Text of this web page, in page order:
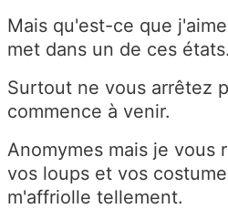
Mais qu'est-ce que
met dans un de ces états.
Surtout ne vous arrêtez
commence à venir.
Anomymes mais je vous
vos loups et vos
m'affriolle tellement.